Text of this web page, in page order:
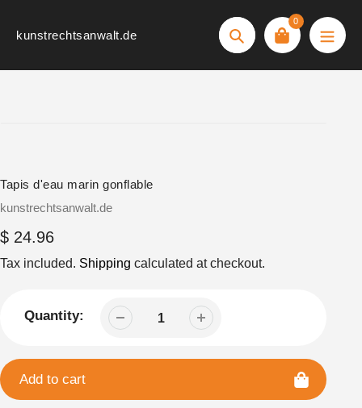
kunstrechtsanwalt.de
Search
0
Tapis d'eau marin gonflable
Vendor
kunstrechtsanwalt.de
Regular
price
$ 24.96
Tax included. Shipping calculated at checkout.
Quantity:
Add to cart